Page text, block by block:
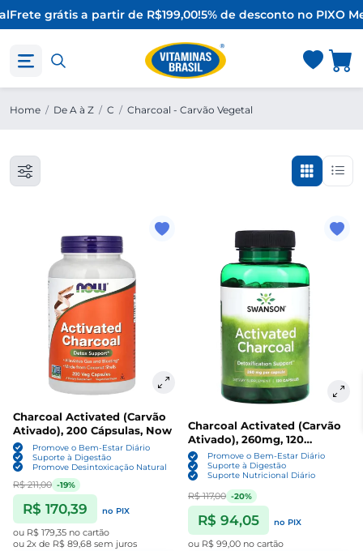
Frete grátis a partir de R$199,00!5% de desconto no PIXO
Home / De A à Z / C / Charcoal - Carvão Vegetal
Charcoal Activated (Carvão
Ativado), 200 Cápsulas, Now
Promove o Bem-Estar Diário
Suporte à Digestão
Promove Desintoxicação Natural
R$ 211,00 -19%
R$ 170,39 no PIX
ou R$ 179,35 no cartão
ou 2x de R$ 89,68 sem juros
Charcoal Activated (Carvão
Ativado), 260mg, 120
Cápsulas, Swanson
Promove o Bem-Estar Diário
Suporte à Digestão
Suporte Nutricional Diário
R$ 117,00 -20%
R$ 94,05 no PIX
ou R$ 99,00 no cartão